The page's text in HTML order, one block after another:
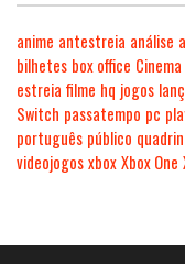
anime antestreia análise
bilhetes box office Cinema
estreia filme hq jogos
Switch passatempo pc
português público
videojogosxboxXbox One